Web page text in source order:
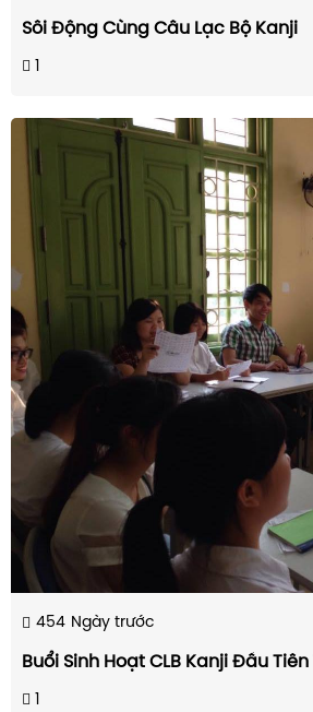
Sôi Động Cùng Câu Lạc Bộ Kanji
1
454 Ngày trước
Buổi Sinh Hoạt CLB Kanji Đầu
1